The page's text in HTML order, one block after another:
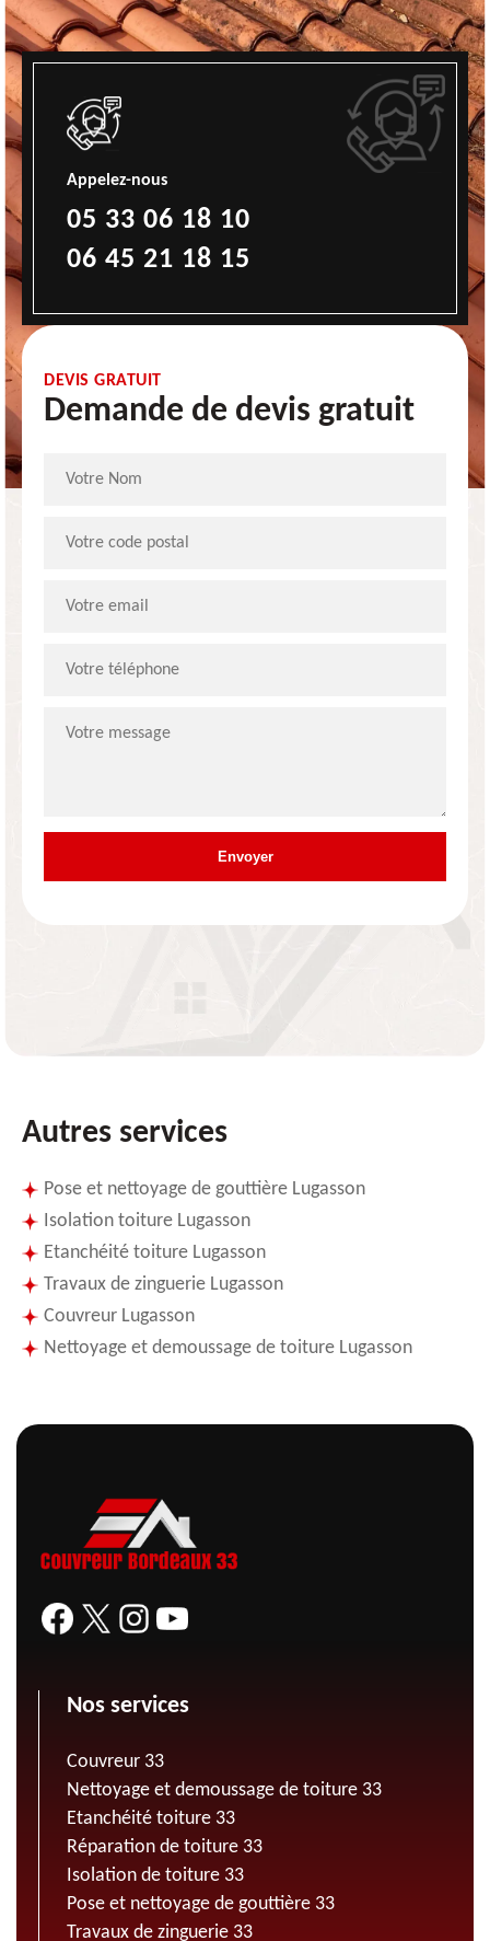
Appelez-nous
05 33 06 18 10
06 45 21 18 15
DEVIS GRATUIT
Demande de devis gratuit
Autres services
Pose et nettoyage de gouttière Lugasson
Isolation toiture Lugasson
Etanchéité toiture Lugasson
Travaux de zinguerie Lugasson
Couvreur Lugasson
Nettoyage et demoussage de toiture Lugasson
Nos services
Couvreur 33
Nettoyage et demoussage de toiture 33
Etanchéité toiture 33
Réparation de toiture 33
Isolation de toiture 33
Pose et nettoyage de gouttière 33
Travaux de zinguerie 33